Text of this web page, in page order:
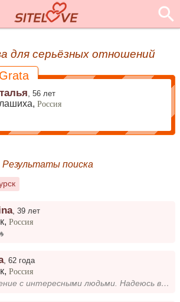
для серьёзных отношений
,56 лет
Россия
Результаты поиска
,39 лет
,Россия
,62 года
,Россия
Общение с интересными людьми. Надеюсь встретить близкого человека, друга и спутника жизни, для начала - друга: свободног...